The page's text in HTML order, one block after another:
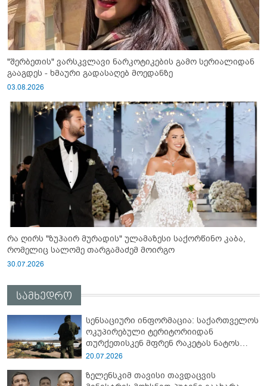
"შერბეთის" ვარსკვლავი ნარკოტიკების გამო სერიალიდან
გააგდეს - ხმაური გადასაღებ მოედანზე
03.08.2026
რა ღირს "ზუჰაირ მურადის" ულამაზესი საქორწინო კაბა,
რომელიც სალომე თარგამაძემ მოირგო
30.07.2026
სამხედრო
სენსაციური ინფორმაცია: საქართველოს
ოკუპირებული ტერიტორიიდან
თურქეთისკენ მფრენ რაკეტას ნატოს
სამიტი კინაღამ ჩაუშლია
20.07.2026
ზელენსკიმ თავისი თავდაცვის